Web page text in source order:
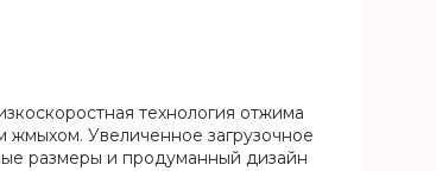
технология отжима
жмыхом. Увеличенное загрузочное
размеры и продуманный дизайн